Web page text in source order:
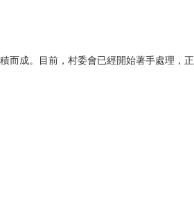
而成。目前，村委會已經開始著手處理，正